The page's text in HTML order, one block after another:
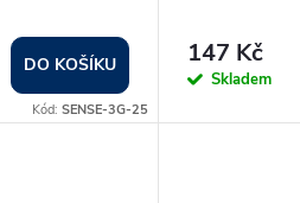
DO KOŠÍKU
Kód: SENSE-3G-25
147 Kč
Skladem